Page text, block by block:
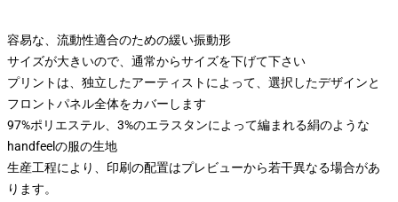
容易な、流動性適合のための緩い振動形
サイズが大きいので、通常からサイズを下げて下さい
プリントは、独立したアーティストによって、選択したデザインと
フロントパネル全体をカバーします
97%ポリエステル、3%のエラスタンによって編まれる絹のような
handfeelの服の生地
生産工程により、印刷の配置はプレビューから若干異なる場合があ
ります。